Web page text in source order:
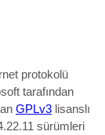
protokolü
tarafından
GPLv3 lisanslı
sürümleri